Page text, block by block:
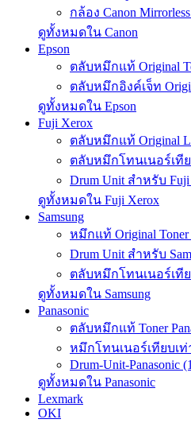
กล้อง Canon
ดูทั้งหมดใน Canon
Epson
ตลับหมึกแท้ Original
ตลับหมึกอิงค์เจ็ท
ดูทั้งหมดใน Epson
Fuji Xerox
ตลับหมึกแท้ Original
ตลับหมึกโทนเนอร์เทีย
Drum Unit สำหรับ Fuji
ดูทั้งหมดใน Fuji Xerox
Samsung
หมึกแท้ Original Toner
Drum Unit สำหรับ
ตลับหมึกโทนเนอร์เทีย
ดูทั้งหมดใน Samsung
Panasonic
ตลับหมึกแท้ Toner
หมึกโทนเนอร์เทียบเท่า
Drum-Unit-Panasonic
ดูทั้งหมดใน Panasonic
Lexmark
OKI